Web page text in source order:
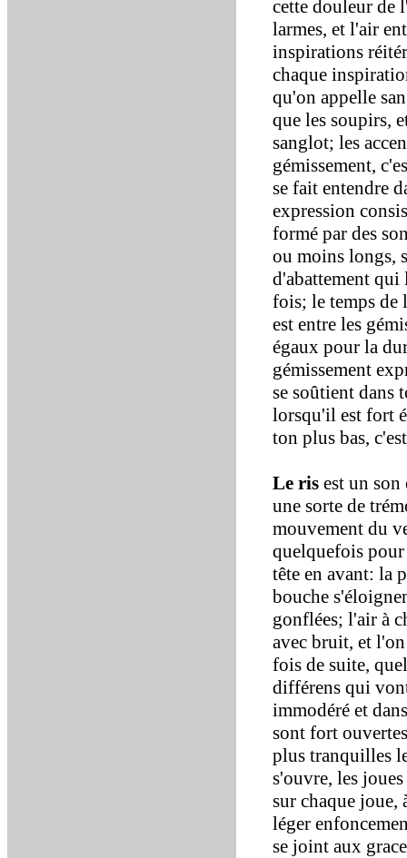
cette douleur de
larmes, et l'air
inspirations
chaque
qu'on appelle
que les soupirs,
sanglot; les
gémissement,
se fait entendre
expression
formé par des
ou moins longs,
d'abattement qui
fois; le temps
est entre les
égaux pour la
gémissement
se soûtient dans
lorsqu'il est fort
ton plus bas,
Le ris est un son
une sorte de
mouvement du
quelquefois
tête en avant: la
bouche
gonflées; l'air à
avec bruit, et
fois de suite,
différens qui
immodéré et
sont fort
plus tranquilles
s'ouvre, les
sur chaque joue,
léger
se joint aux